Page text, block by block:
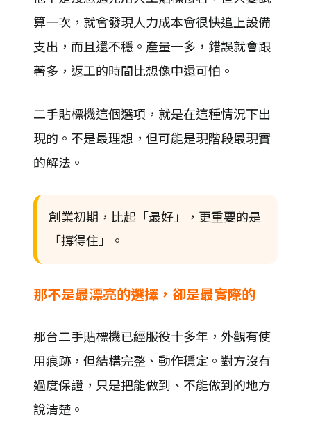
算一次，就會發現人力成本會很快追上設備
支出，而且還不穩。產量一多，錯誤就會跟
著多，返工的時間比想像中還可怕。
二手貼標機這個選項，就是在這種情況下出
現的。不是最理想，但可能是現階段最現實
的解法。
創業初期，比起「最好」，更重要的是
「撐得住」。
那不是最漂亮的選擇，卻是最實際的
那台二手貼標機已經服役十多年，外觀有使
用痕跡，但結構完整、動作穩定。對方沒有
過度保證，只是把能做到、不能做到的地方
說清楚。